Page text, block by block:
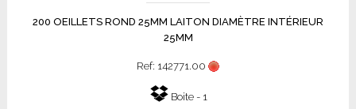
200 OEILLETS ROND 25MM LAITON DIAMÈTRE INTÉRIEUR
25MM
Ref: 142771.00
Boite - 1